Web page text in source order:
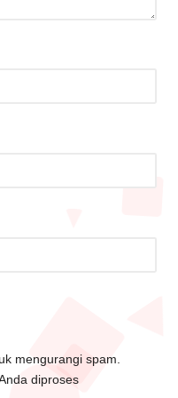
mengurangi spam.
diproses